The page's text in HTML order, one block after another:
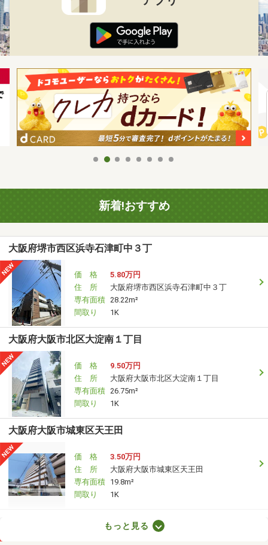
新着!おすすめ
大阪府堺市西区浜寺石津町中３丁
価 格
5.80万円
住 所
大阪府堺市西区浜寺石津町中３丁
専有面積 28.22m²
間取り
1K
大阪府大阪市北区大淀南１丁目
価 格
9.50万円
住 所
大阪府大阪市北区大淀南１丁目
専有面積 26.75m²
間取り
1K
大阪府大阪市城東区天王田
価 格
3.50万円
住 所
大阪府大阪市城東区天王田
専有面積 19.8m²
間取り
1K
大阪府大阪市中央区谷町５丁目
もっと見る